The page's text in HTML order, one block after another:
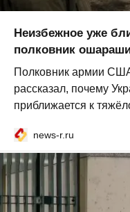
Неизбежное уже
полковник
Полковник армии
рассказал, почему
приближается к
news-r.ru